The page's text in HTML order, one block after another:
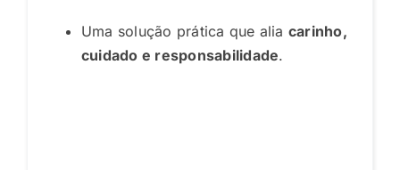
Uma solução prática que alia carinho,
cuidado e responsabilidade.